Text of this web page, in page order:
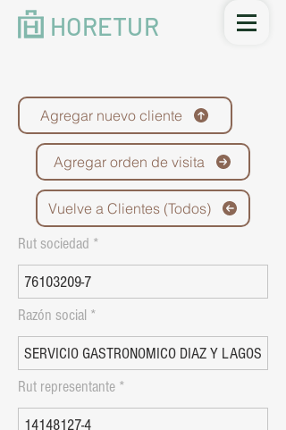
HORETUR
Agregar nuevo cliente
Agregar orden de visita
Vuelve a Clientes (Todos)
Rut sociedad
Razón social
Rut representante